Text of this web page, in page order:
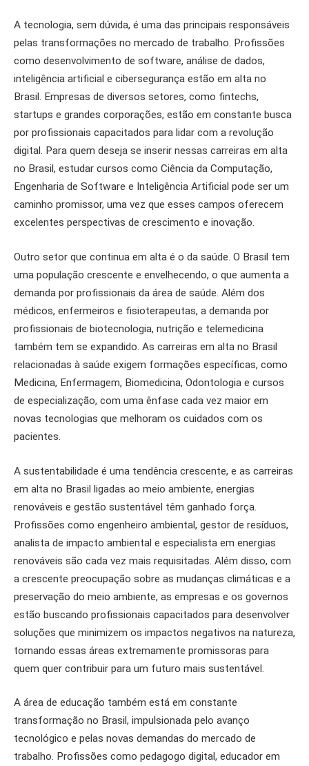
A tecnologia, sem dúvida, é uma das principais responsáveis
pelas transformações no mercado de trabalho. Profissões
como desenvolvimento de software, análise de dados,
inteligência artificial e cibersegurança estão em alta no
Brasil. Empresas de diversos setores, como fintechs,
startups e grandes corporações, estão em constante busca
por profissionais capacitados para lidar com a revolução
digital. Para quem deseja se inserir nessas carreiras em alta
no Brasil, estudar cursos como Ciência da Computação,
Engenharia de Software e Inteligência Artificial pode ser um
caminho promissor, uma vez que esses campos oferecem
excelentes perspectivas de crescimento e inovação.
Outro setor que continua em alta é o da saúde. O Brasil tem
uma população crescente e envelhecendo, o que aumenta a
demanda por profissionais da área de saúde. Além dos
médicos, enfermeiros e fisioterapeutas, a demanda por
profissionais de biotecnologia, nutrição e telemedicina
também tem se expandido. As carreiras em alta no Brasil
relacionadas à saúde exigem formações específicas, como
Medicina, Enfermagem, Biomedicina, Odontologia e cursos
de especialização, com uma ênfase cada vez maior em
novas tecnologias que melhoram os cuidados com os
pacientes.
A sustentabilidade é uma tendência crescente, e as carreiras
em alta no Brasil ligadas ao meio ambiente, energias
renováveis e gestão sustentável têm ganhado força.
Profissões como engenheiro ambiental, gestor de resíduos,
analista de impacto ambiental e especialista em energias
renováveis são cada vez mais requisitadas. Além disso, com
a crescente preocupação sobre as mudanças climáticas e a
preservação do meio ambiente, as empresas e os governos
estão buscando profissionais capacitados para desenvolver
soluções que minimizem os impactos negativos na natureza,
tornando essas áreas extremamente promissoras para
quem quer contribuir para um futuro mais sustentável.
A área de educação também está em constante
transformação no Brasil, impulsionada pelo avanço
tecnológico e pelas novas demandas do mercado de
trabalho. Profissões como pedagogo digital, educador em